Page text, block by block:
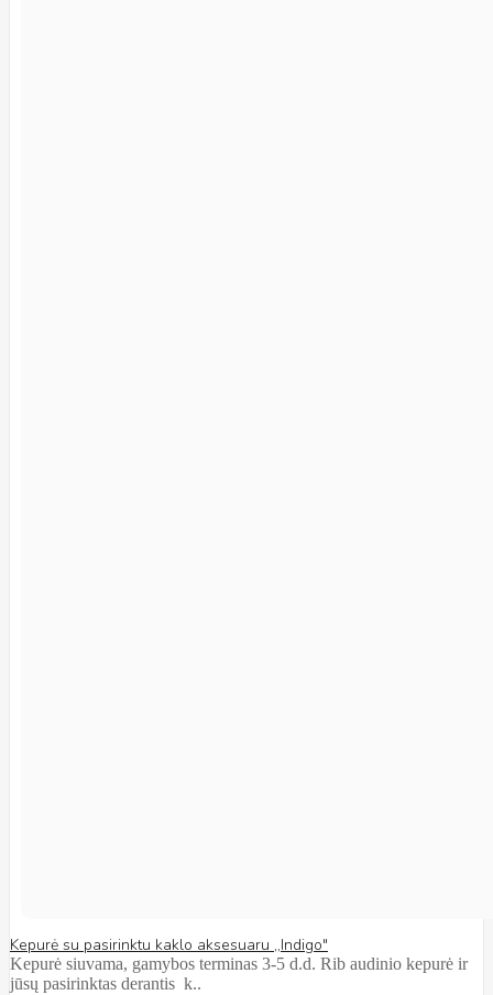
Kepurė su pasirinktu kaklo aksesuaru ,,Indigo"
Kepurė siuvama, gamybos terminas 3-5 d.d. Rib audinio kepurė ir
jūsų pasirinktas derantis k..